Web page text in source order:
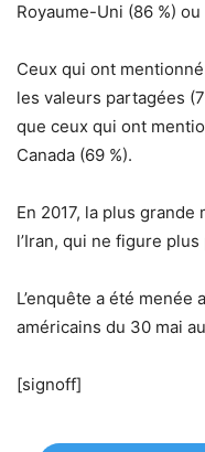
Royaume-Uni (86 %) ou
Ceux qui ont
les valeurs partagées
que ceux qui ont
Canada (69 %).
En 2017, la plus
l’Iran, qui ne figure
L’enquête a été menée
américains du 30 mai
[signoff]